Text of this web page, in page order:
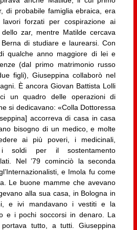
di probabile famiglia ebraica, era
forzati per cospirazione ai
zar, mentre Matilde cercava
di studiare e laurearsi. Con
qualche anno maggiore di lei e
(dal primo matrimonio russo
figli), Giuseppina collaborò nel
È ancora Giovan Battista Lolli
un quadro delle operazioni di
si dedicavano: «Colla Dottoressa
accorreva di casa in casa
bisogno di un medico, e molte
ai più poveri, i medicinali,
i soldi per il sostentamento
Nel ’79 cominciò la seconda
e Imola fu come
Le buone mamme che avevano
alla sua casa, in Bologna in
e ivi mandavano i vestiti e la
e i pochi soccorsi in denaro. La
tutto, a tutti. Giuseppina